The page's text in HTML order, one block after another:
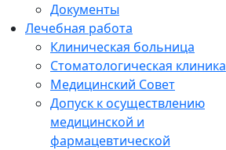
Документы
Лечебная работа
Клиническая больница
Стоматологическая клиника
Медицинский Совет
Допуск к осуществлению
медицинской и
фармацевтической